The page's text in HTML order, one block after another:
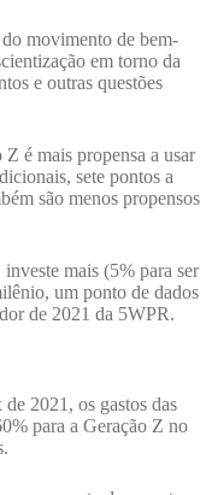
movimento de bem-
em torno da
e outras questões
é mais propensa a usar
sete pontos a
são menos propensos
mais (5% para ser
um ponto de dados
de 2021 da 5WPR.
2021, os gastos das
para a Geração Z no